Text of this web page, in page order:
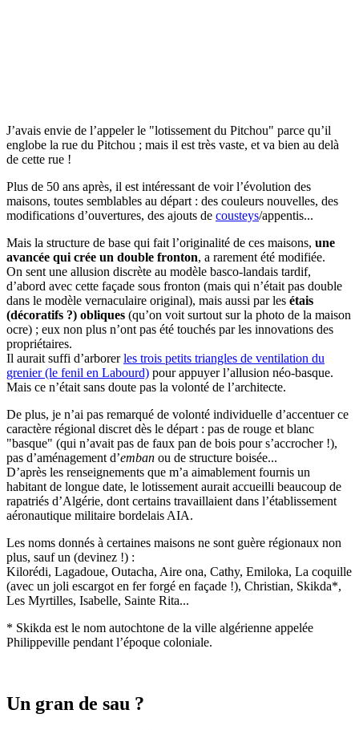
J’avais envie de l’appeler le "lotissement du Pitchou" parce qu’il
englobe la rue du Pitchou ; mais il est très vaste, et va bien au delà
de cette rue !
Plus de 50 ans après, il est intéressant de voir l’évolution des
maisons, toutes semblables au départ : des couleurs nouvelles, des
modifications d’ouvertures, des ajouts de cousteys/appentis...
Mais la structure de base qui fait l’originalité de ces maisons, une
avancée qui crée un double fronton, a rarement été modifiée.
On sent une allusion discrète au modèle basco-landais tardif,
d’abord avec cette façade sous fronton (mais qui n’était pas double
dans le modèle vernaculaire original), mais aussi par les étais
(décoratifs ?) obliques (qu’on voit surtout sur la photo de la maison
ocre) ; eux non plus n’ont pas été touchés par les innovations des
propriétaires.
Il aurait suffi d’arborerles trois petits triangles de ventilation du
grenier (le fenil en Labourd) pour appuyer l’allusion néo-basque.
Mais ce n’était sans doute pas la volonté de l’architecte.
De plus, je n’ai pas remarqué de volonté individuelle d’accentuer ce
caractère régional discret dès le départ : pas de rouge et blanc
"basque" (qui n’avait pas de faux pan de bois pour s’accrocher !),
pas d’aménagement d’emban ou de structure boisée...
D’après les renseignements que m’a aimablement fournis un
habitant de longue date, le lotissement aurait accueilli beaucoup de
rapatriés d’Algérie, dont certains travaillaient dans l’établissement
aéronautique militaire bordelais AIA.
Les noms donnés à certaines maisons ne sont guère régionaux non
plus, sauf un (devinez !) :
Kilorédi, Lagadoue, Outacha, Aire ona, Cathy, Emiloka, La coquille
(avec un joli escargot en fer forgé en façade !), Christian, Skikda*,
Les Myrtilles, Isabelle, Sainte Rita...
* Skikda est le nom autochtone de la ville algérienne appelée
Philippeville pendant l’époque coloniale.
Un gran de sau ?